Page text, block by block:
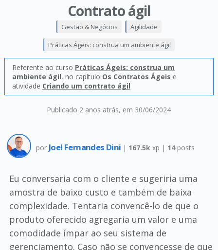
Contrato ágil
Publicado 2 anos atrás, em 30/06/2024
Gestão & Negócios Agilidade
Práticas Ágeis: construa um ambiente ágil
Referente ao curso Práticas Ágeis: construa um
ambiente ágil, no capítulo Os Contratos Ágeis e
atividade Criando um contrato ágil
por Joel Fernandes Dini | 167.5k xp | 14posts
Eu conversaria com o cliente e sugeriria uma
amostra de baixo custo e também de baixa
complexidade. Tentaria convencê-lo de que o
produto oferecido agregaria um valor e uma
comodidade ímpar ao seu sistema de
gerenciamento. Caso não se convencesse de que